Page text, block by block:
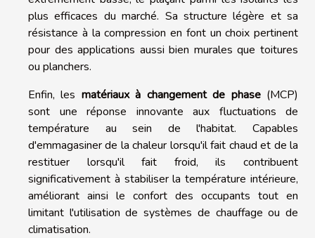
plus efficaces du marché. Sa structure légère et sa
résistance à la compression en font un choix pertinent
pour des applications aussi bien murales que toitures
ou planchers.
Enfin, les matériaux à changement de phase(MCP)
sont une réponse innovante aux fluctuations de
température au sein de l'habitat. Capables
d'emmagasiner de la chaleur lorsqu'il fait chaud et de la
restituer lorsqu'il fait froid, ils contribuent
significativement à stabiliser la température intérieure,
améliorant ainsi le confort des occupants tout en
limitant l'utilisation de systèmes de chauffage ou de
climatisation.